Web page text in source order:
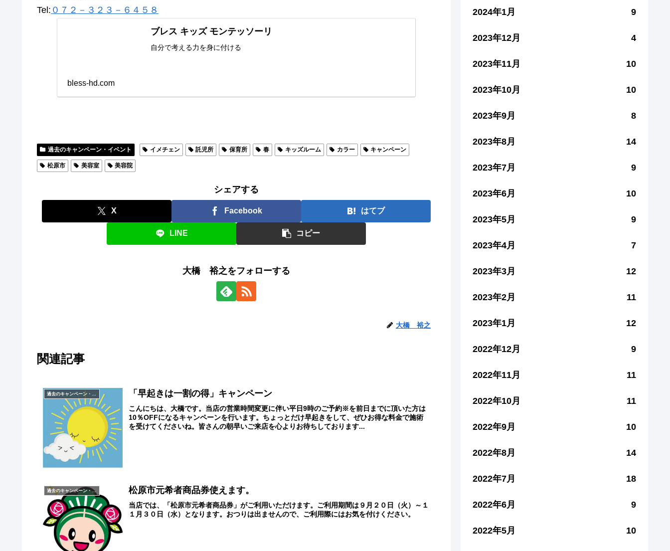
Tel: ０７２－３２３－６４５８
ブレス キッズ モンテッソーリ
自分で考える力を身に付ける
bless-hd.com
過去のキャンペーン・イベント イメチェン 託児所 保育所 春 キッズルーム カラー キャンペーン
松原市 美容室 美容院
シェアする
X Facebook はてブ
LINE コピー
大橋 裕之をフォローする
大橋 裕之
関連記事
「早起きは一割の得」キャンペーン
こんにちは、大橋です。当店の営業時間変更に伴い平日9時のご予約※を前日までに頂いた方は
10％OFFになるキャンペーンを行います。ちょっとだけ早起きをして、ぜひお得な料金で施術
を受けてくださいね。皆さんの朝早いご来店を心よりお待ちしております...
過去のキャンペーン・イベント 松原市元希者商品券使えます。
当店では、「松原市元希者商品券」がご利用いただけます。ご利用期間は９月２０日（火）～１
１月３０日（水）となります。おつりは出ませんので、ご利用際にはお気を付けください。
2024年1月 9
2023年12月 4
2023年11月 10
2023年10月 10
2023年9月 8
2023年8月 14
2023年7月 9
2023年6月 10
2023年5月 9
2023年4月 7
2023年3月 12
2023年2月 11
2023年1月 12
2022年12月 9
2022年11月 11
2022年10月 11
2022年9月 10
2022年8月 14
2022年7月 18
2022年6月 9
2022年5月 10